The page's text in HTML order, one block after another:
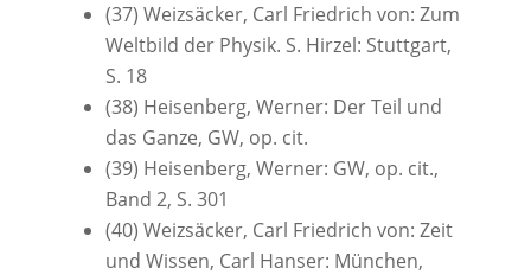
(37) Weizsäcker, Carl Friedrich von: Zum
Weltbild der Physik. S. Hirzel: Stuttgart,
S. 18
(38) Heisenberg, Werner: Der Teil und
das Ganze, GW, op. cit.
(39) Heisenberg, Werner: GW, op. cit.,
Band 2, S. 301
(40) Weizsäcker, Carl Friedrich von: Zeit
und Wissen, Carl Hanser: München,